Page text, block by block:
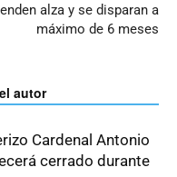
alza y se disparan a
máximo de 6 meses
autor
Cardenal Antonio
cerrado durante